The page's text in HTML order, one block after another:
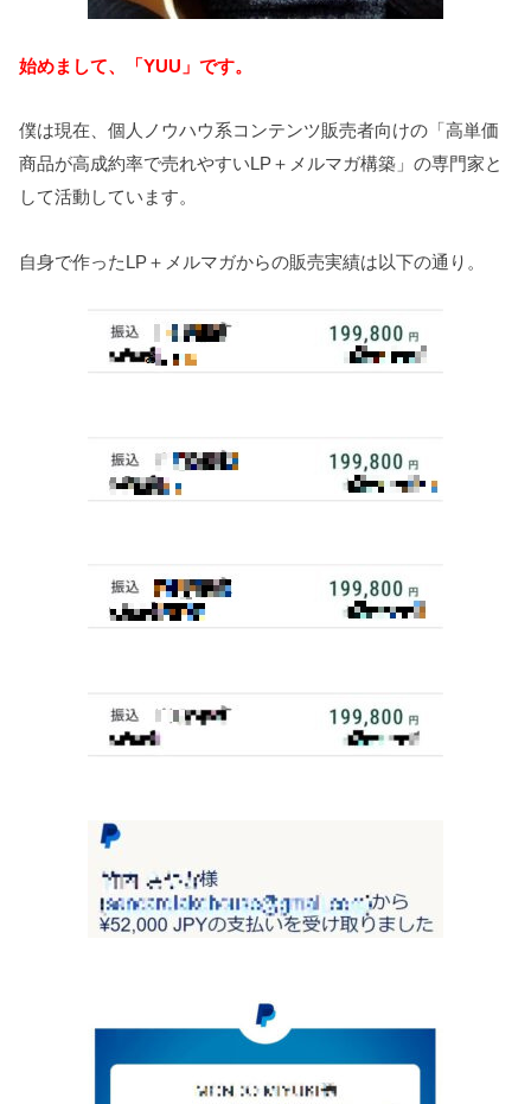
始めまして、「YUU」です。
僕は現在、個人ノウハウ系コンテンツ販売者向けの「高単価
商品が高成約率で売れやすいLP＋メルマガ構築」の専門家と
して活動しています。
自身で作ったLP＋メルマガからの販売実績は以下の通り。